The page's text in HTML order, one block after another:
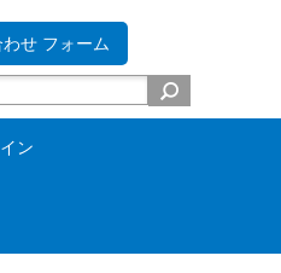
せ フォーム
ン